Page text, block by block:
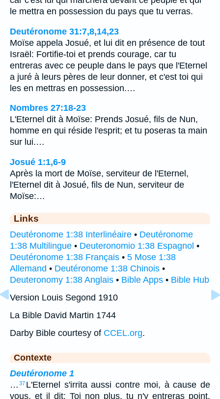
le mettra en possession du pays que tu verras.
Deutéronome 31:7,8,14,23
Moïse appela Josué, et lui dit en présence de tout
Israël: Fortifie-toi et prends courage, car tu
entreras avec ce peuple dans le pays que l'Eternel
a juré à leurs pères de leur donner, et c'est toi qui
les en mettras en possession.…
Nombres 27:18-23
L'Eternel dit à Moïse: Prends Josué, fils de Nun,
homme en qui réside l'esprit; et tu poseras ta main
sur lui.…
Josué 1:1,6-9
Après la mort de Moïse, serviteur de l'Eternel,
l'Eternel dit à Josué, fils de Nun, serviteur de
Moïse:…
Links
Deutéronome 1:38 Interlinéaire • Deutéronome
1:38 Multilingue • Deuteronomio 1:38 Espagnol •
Deutéronome 1:38 Français • 5 Mose 1:38
Allemand • Deutéronome 1:38 Chinois •
Deuteronomy 1:38 Anglais • Bible Apps • Bible Hub
Version Louis Segond 1910
La Bible David Martin 1744
Darby Bible courtesy of CCEL.org.
Contexte
Deutéronome 1
… 37 L'Eternel s'irrita aussi contre moi, à cause de
vous, et il dit: Toi non plus, tu n'y entreras point.